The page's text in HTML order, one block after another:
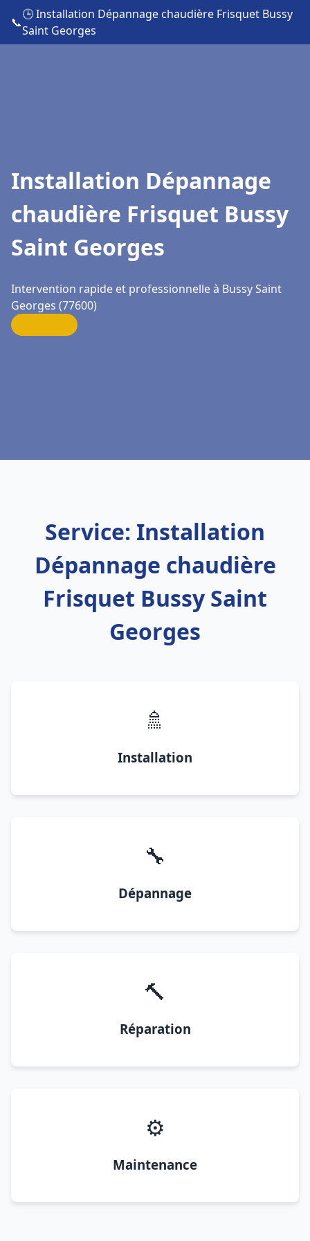
📞
🕒 Installation Dépannage chaudière Frisquet Bussy
Saint Georges
Installation Dépannage
chaudière Frisquet Bussy
Saint Georges
Intervention rapide et professionnelle à Bussy Saint
Georges (77600)
Service: Installation
Dépannage chaudière
Frisquet Bussy Saint
Georges
🚿
Installation
🔧
Dépannage
🔨
Réparation
⚙️
Maintenance